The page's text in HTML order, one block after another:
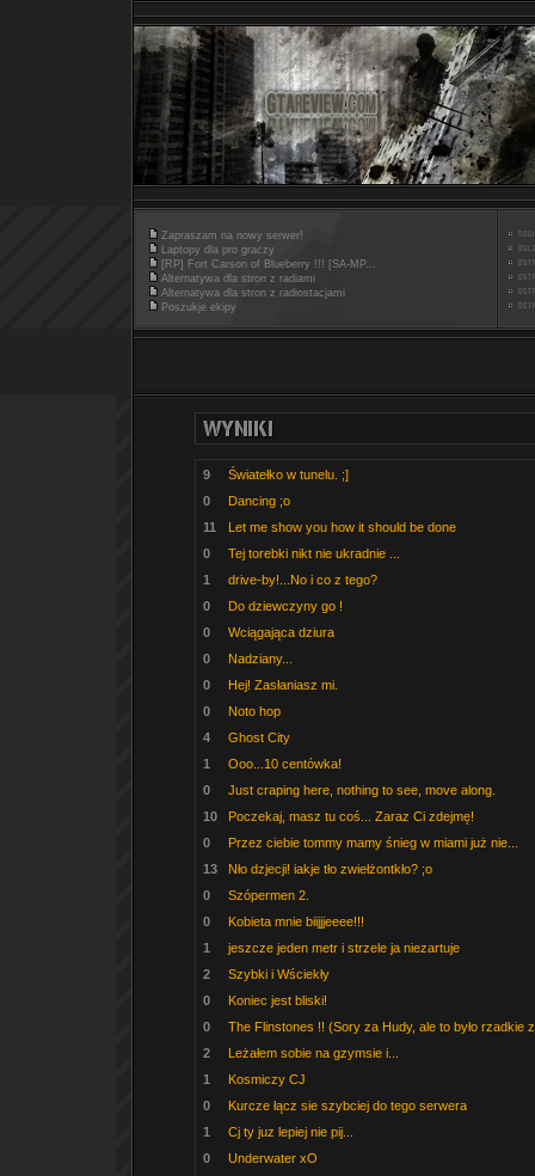
Zapraszam na nowy serwer!
Laptopy dla pro graczy
[RP] Fort Carson of Blueberry !!! [SA-MP...
Alternatywa dla stron z radiami
Alternatywa dla stron z radiostacjami
Poszukje ekipy
9
Światełko w tunelu. ;]
0
Dancing ;o
11
Let me show you how it should be done
0
Tej torebki nikt nie ukradnie ...
1
drive-by!...No i co z tego?
0
Do dziewczyny go !
0
Wciągająca dziura
0
Nadziany...
0
Hej! Zasłaniasz mi.
0
Noto hop
4
Ghost City
1
Ooo...10 centówka!
0
Just craping here, nothing to see, move along.
10
Poczekaj, masz tu coś... Zaraz Ci zdejmę!
0
Przez ciebie tommy mamy śnieg w miami już nie...
13
Nło dzjecji! iakje tło zwiełżontkło? ;o
0
Szópermen 2.
0
Kobieta mnie biijjjeeee!!!
1
jeszcze jeden metr i strzele ja niezartuje
2
Szybki i Wściekły
0
Koniec jest bliski!
0
The Flinstones !! (Sory za Hudy, ale to było rzadkie
2
Leżałem sobie na gzymsie i...
1
Kosmiczy CJ
0
Kurcze łącz sie szybciej do tego serwera
1
Cj ty juz lepiej nie pij...
0
Underwater xO